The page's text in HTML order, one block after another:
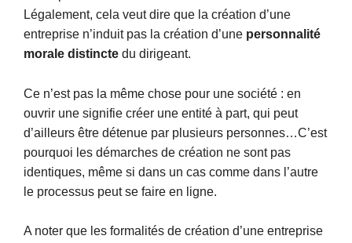
Légalement, cela veut dire que la création d’une
entreprise n’induit pas la création d’une personnalité
morale distincte du dirigeant.
Ce n’est pas la même chose pour une société : en
ouvrir une signifie créer une entité à part, qui peut
d’ailleurs être détenue par plusieurs personnes…C’est
pourquoi les démarches de création ne sont pas
identiques, même si dans un cas comme dans l’autre
le processus peut se faire en ligne.
A noter que les formalités de création d’une entreprise